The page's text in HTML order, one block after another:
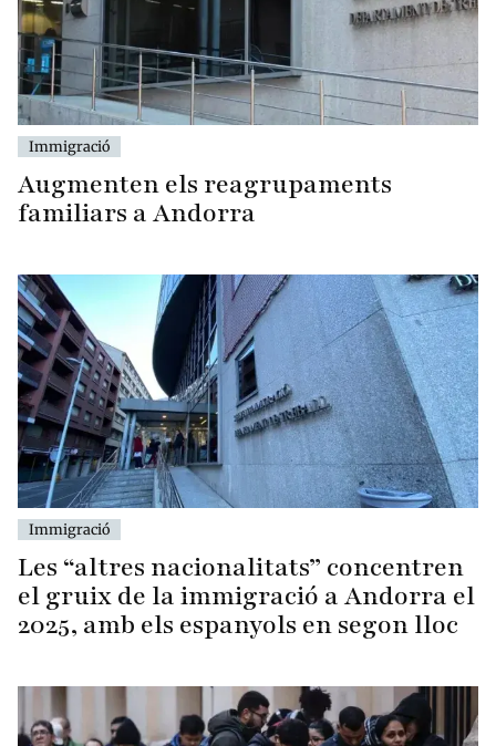
Immigració
Augmenten els reagrupaments
familiars a Andorra
Immigració
Les “altres nacionalitats” concentren
el gruix de la immigració a Andorra el
2025, amb els espanyols en segon lloc